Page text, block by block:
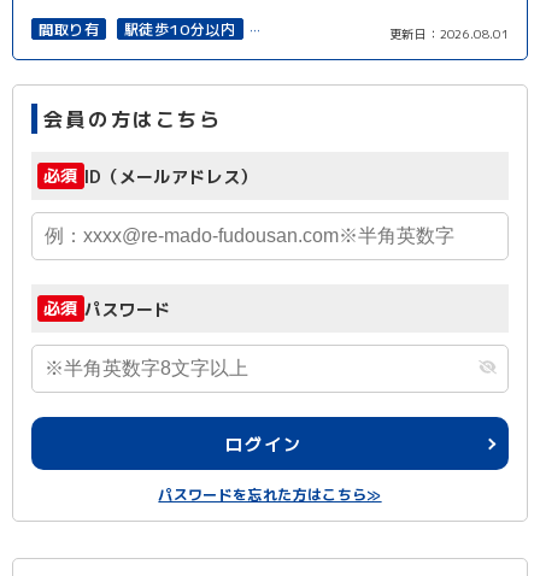
間取り有
駅徒歩10分以内
更新日： 2026.08.01
会員の方はこちら
必須 ID（メールアドレス）
必須 パスワード
ログイン
パスワードを忘れた方はこちら≫